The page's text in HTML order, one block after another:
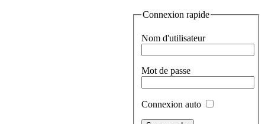
Connexion rapide
Nom d'utilisateur
Mot de passe
Connexion auto